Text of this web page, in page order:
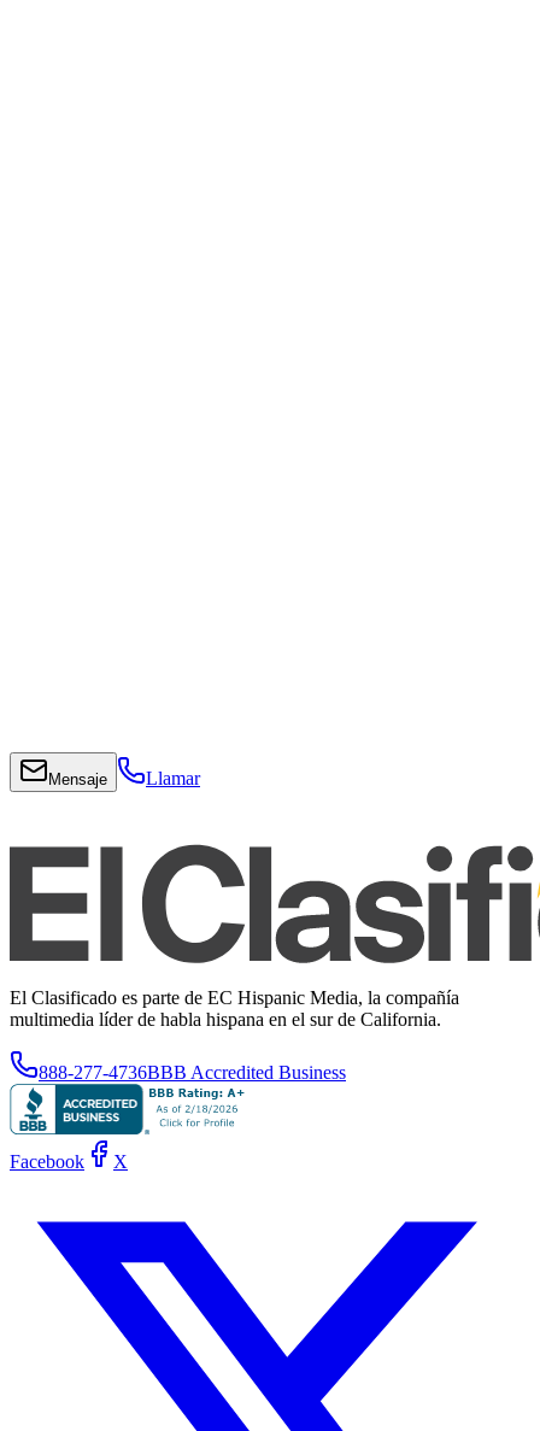
Mensaje Llamar
El Clasificado es parte de EC Hispanic Media, la compañía
multimedia líder de habla hispana en el sur de California.
888-277-4736BBB Accredited Business
Facebook X